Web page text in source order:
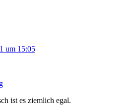
um 15:05
ist es ziemlich egal.